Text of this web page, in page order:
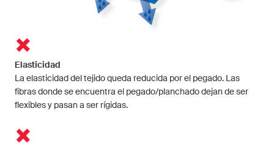
Elasticidad
La elasticidad del tejido queda reducida por el pegado. Las
fibras donde se encuentra el pegado/planchado dejan de ser
flexibles y pasan a ser rígidas.